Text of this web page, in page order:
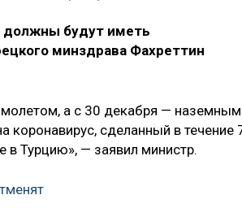
будут иметь
минздрава Фахреттин
а с 30 декабря — наземным
коронавирус, сделанный в течение
Турцию», — заявил министр.